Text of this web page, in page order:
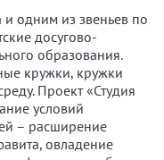
одним из звеньев по
досугово-
образования.
кружки, кружки
Проект «Студия
условий
– расширение
овладение